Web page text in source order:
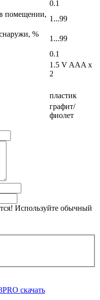
0.1
помещении,
1...99
%
1...99
0.1
1.5 V AAA x
2
пластик
графит/
фиолет
Используйте обычный
скачать